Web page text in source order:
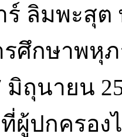
ลิมพะสุต
รศึกษาพหุ
มิถุนายน
ผู้ปกครอง